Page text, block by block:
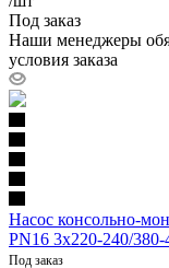
Под заказ
Наши менеджеры
условия заказа
Насос консольно-
PN16 3х220-240/
Под заказ